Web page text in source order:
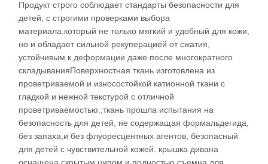
Продукт строго соблюдает стандарты безопасности для
детей, с строгими проверками выбора
материала.который не только мягкий и удобный для кожи,
но и обладает сильной рекуперацией от сжатия,
устойчивым к деформации даже после многократного
складыванияПоверхностная ткань изготовлена из
проветриваемой и износостойкой катионной ткани с
гладкой и нежной текстурой с отличной
проветриваемостью.,ткань прошла испытания на
безопасность для детей, не содержащая формальдегида,
без запаха,и без флуоресцентных агентов, безопасный
для детей с чувствительной кожей. крышка дивана